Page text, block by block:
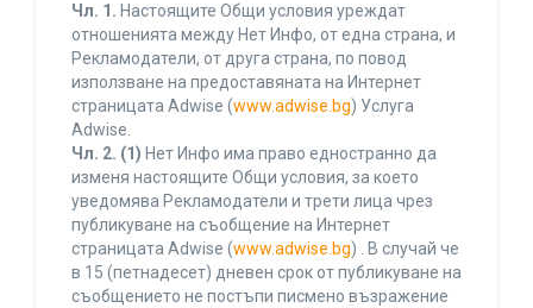
Чл. 1. Настоящите Общи условия уреждат
отношенията между Нет Инфо, от една страна, и
Рекламодатели, от друга страна, по повод
използване на предоставяната на Интернет
страницата Adwise (www.adwise.bg) Услуга
Adwise.
Чл. 2. (1) Нет Инфо има право едностранно да
изменя настоящите Общи условия, за което
уведомява Рекламодатели и трети лица чрез
публикуване на съобщение на Интернет
страницата Adwise (www.adwise.bg) . В случай че
в 15 (петнадесет) дневен срок от публикуване на
съобщението не постъпи писмено възражение